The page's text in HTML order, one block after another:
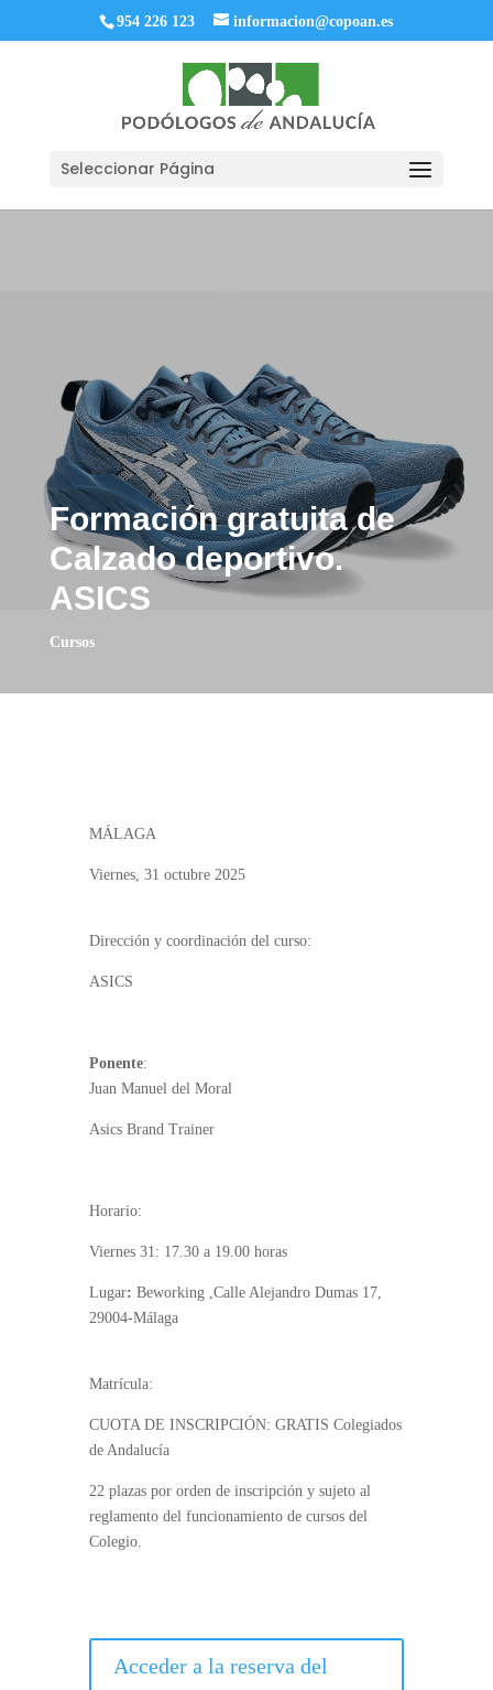
954 226 123 informacion@copoan.es
Seleccionar Página
Formación gratuita de
Calzado deportivo.
ASICS
Cursos
MÁLAGA
Viernes, 31 octubre 2025
Dirección y coordinación del curso:
ASICS
Ponente:
Juan Manuel del Moral
Asics Brand Trainer
Horario:
Viernes 31: 17.30 a 19.00 horas
Lugar: Beworking ,Calle Alejandro Dumas 17,
29004-Málaga
Matrícula:
CUOTA DE INSCRIPCIÓN: GRATIS Colegiados
de Andalucía
22 plazas por orden de inscripción y sujeto al
reglamento del funcionamiento de cursos del
Colegio.
Acceder a la reserva del